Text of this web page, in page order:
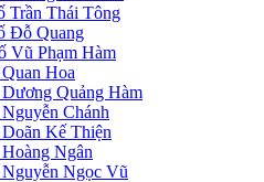
Trần Thái Tông
Đỗ Quang
Vũ Phạm Hàm
Hoa
Quảng Hàm
Chánh
Kế Thiện
Ngân
Ngọc Vũ